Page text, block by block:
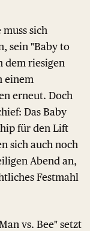
sich
sein "Baby to
dem riesigen
einem
erneut. Doch
Das Baby
für den Lift
sich auch noch
Abend an,
Festmahl
vs. Bee" setzt